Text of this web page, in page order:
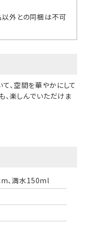
以外との同梱は不可
、空間を華やかにして
、楽しんでいただけま
、満水150ml